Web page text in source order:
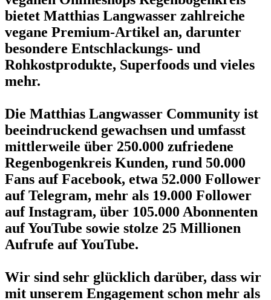
bietet Matthias Langwasser zahlreiche
vegane Premium-Artikel an, darunter
besondere Entschlackungs- und
Rohkostprodukte, Superfoods und vieles
mehr.
Die Matthias Langwasser Community ist
beeindruckend gewachsen und umfasst
mittlerweile über 250.000 zufriedene
Regenbogenkreis Kunden, rund 50.000
Fans auf Facebook, etwa 52.000 Follower
auf Telegram, mehr als 19.000 Follower
auf Instagram, über 105.000 Abonnenten
auf YouTube sowie stolze 25 Millionen
Aufrufe auf YouTube.
Wir sind sehr glücklich darüber, dass wir
mit unserem Engagement schon mehr als